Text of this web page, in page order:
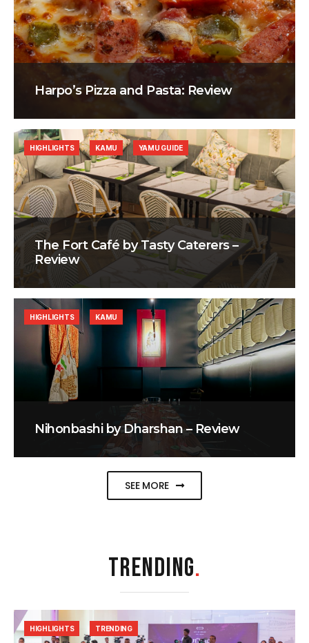
Harpo’s Pizza and Pasta: Review
The Fort Café by Tasty Caterers –
Review
HIGHLIGHTS KAMU YAMU GUIDE
Nihonbashi by Dharshan – Review
HIGHLIGHTS KAMU
SEE MORE
TRENDING.
HIGHLIGHTS TRENDING